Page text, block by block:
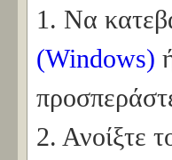
1. Να
(Windows)
2. Ανοίξτε